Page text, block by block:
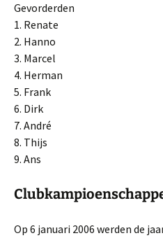
Gevorderden
1. Renate
2. Hanno
3. Marcel
4. Herman
5. Frank
6. Dirk
7. André
8. Thijs
9. Ans
Op 6 januari 2006 werden de